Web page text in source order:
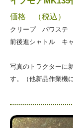
価格 （税込）
クリープ パワステ
前後進シャトル キ
写真のトラクターに
す。（他新品作業機